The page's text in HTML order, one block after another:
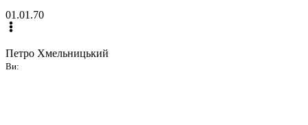
01.01.70
Петро Хмельницький
Ви: